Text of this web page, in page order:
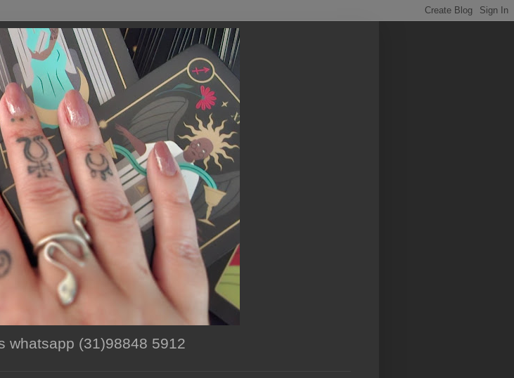
whatsapp (31)98848 5912